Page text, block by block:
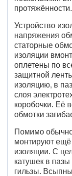
протяжённости.
Устройство
напряжения
статорные
изоляции
оплетены по
защитной
изоляцию, в
слоя
коробочки. Её
обмотки
Помимо
монтируют ещё
изоляции. С
катушек в
гильзы.